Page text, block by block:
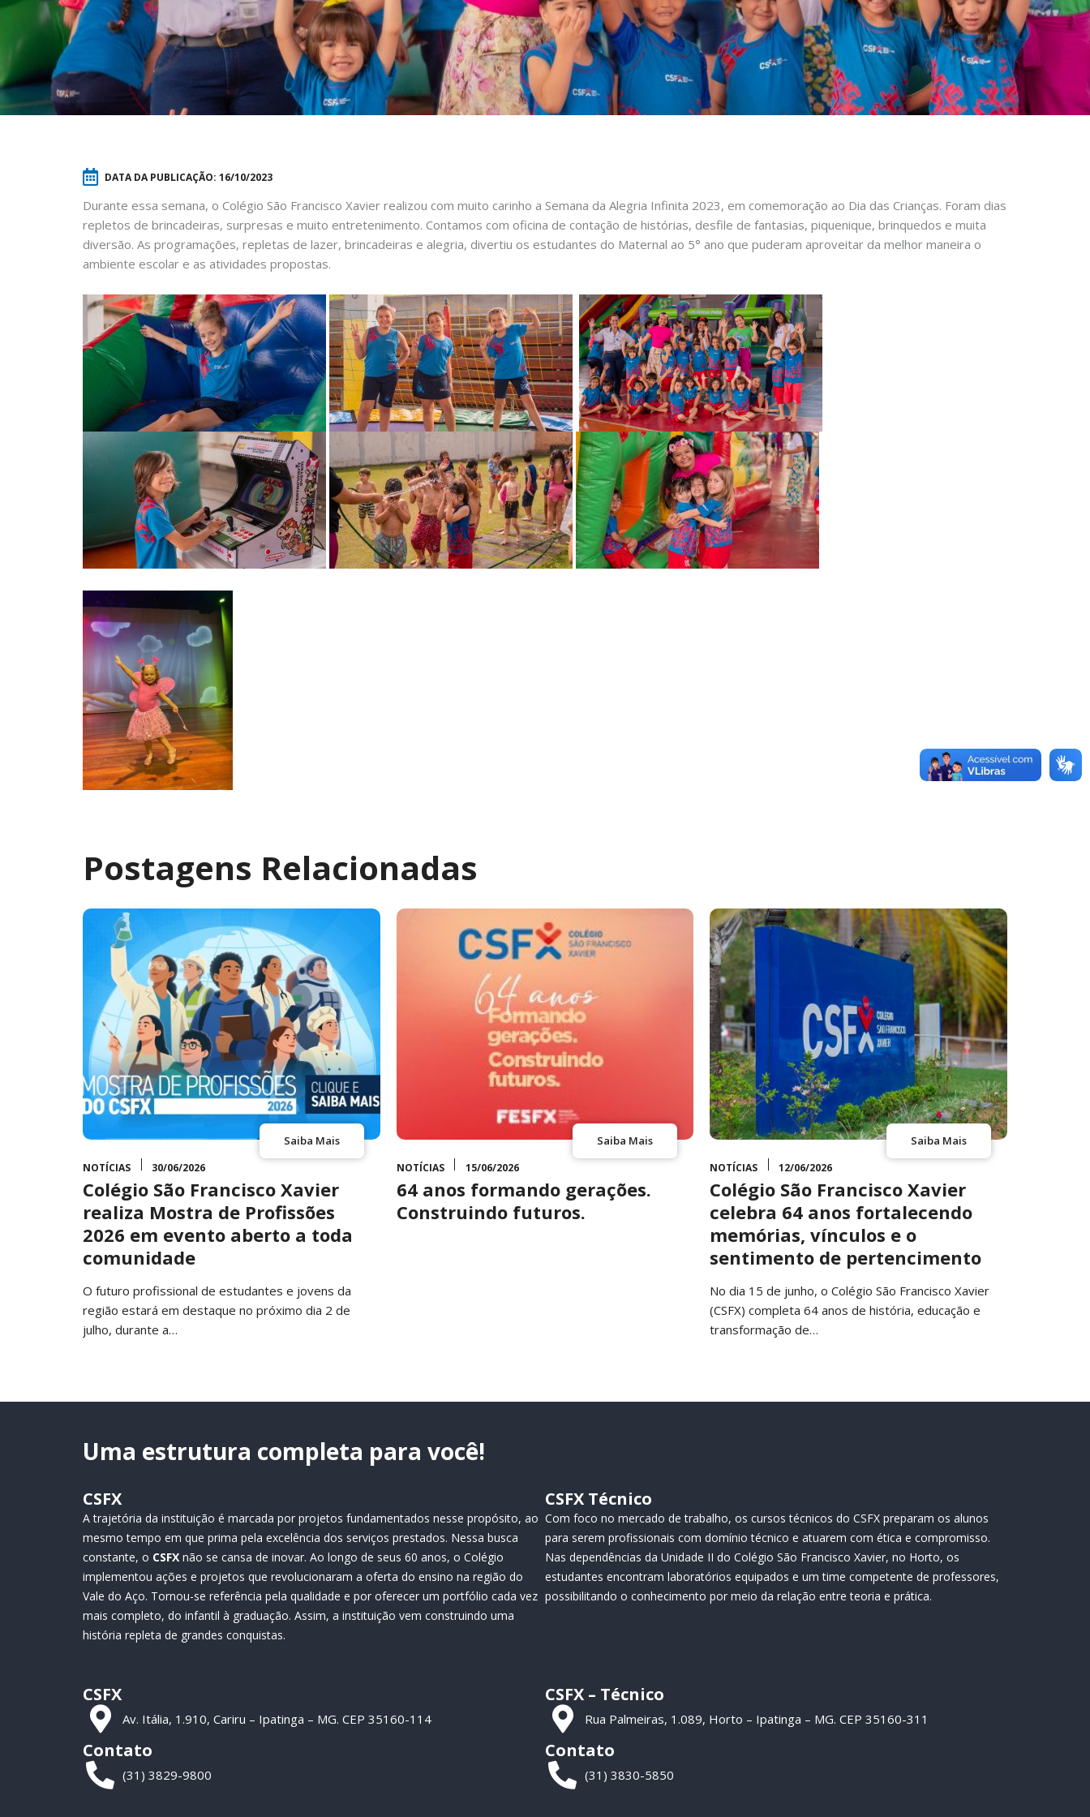
DATA DA PUBLICAÇÃO: 16/10/2023
Durante essa semana, o Colégio São Francisco Xavier realizou com muito carinho a Semana da Alegria Infinita 2023, em comemoração ao Dia das Crianças. Foram dias
repletos de brincadeiras, surpresas e muito entretenimento. Contamos com oficina de contação de histórias, desfile de fantasias, piquenique, brinquedos e muita
diversão. As programações, repletas de lazer, brincadeiras e alegria, divertiu os estudantes do Maternal ao 5° ano que puderam aproveitar da melhor maneira o
ambiente escolar e as atividades propostas.
Postagens Relacionadas
Saiba Mais
NOTÍCIAS 30/06/2026
Colégio São Francisco Xavier
realiza Mostra de Profissões
2026 em evento aberto a toda
comunidade
O futuro profissional de estudantes e jovens da
região estará em destaque no próximo dia 2 de
julho, durante a…
Saiba Mais
NOTÍCIAS 15/06/2026
64 anos formando gerações.
Construindo futuros.
Saiba Mais
NOTÍCIAS 12/06/2026
Colégio São Francisco Xavier
celebra 64 anos fortalecendo
memórias, vínculos e o
sentimento de pertencimento
No dia 15 de junho, o Colégio São Francisco Xavier
(CSFX) completa 64 anos de história, educação e
transformação de…
Uma estrutura completa para você!
CSFX
A trajetória da instituição é marcada por projetos fundamentados nesse propósito, ao
mesmo tempo em que prima pela excelência dos serviços prestados. Nessa busca
constante, o CSFX não se cansa de inovar. Ao longo de seus 60 anos, o Colégio
implementou ações e projetos que revolucionaram a oferta do ensino na região do
Vale do Aço. Tornou-se referência pela qualidade e por oferecer um portfólio cada vez
mais completo, do infantil à graduação. Assim, a instituição vem construindo uma
história repleta de grandes conquistas.
CSFX Técnico
Com foco no mercado de trabalho, os cursos técnicos do CSFX preparam os alunos
para serem profissionais com domínio técnico e atuarem com ética e compromisso.
Nas dependências da Unidade II do Colégio São Francisco Xavier, no Horto, os
estudantes encontram laboratórios equipados e um time competente de professores,
possibilitando o conhecimento por meio da relação entre teoria e prática.
CSFX
Av. Itália, 1.910, Cariru – Ipatinga – MG. CEP 35160-114
Contato
(31) 3829-9800
CSFX – Técnico
Rua Palmeiras, 1.089, Horto – Ipatinga – MG. CEP 35160-311
Contato
(31) 3830-5850